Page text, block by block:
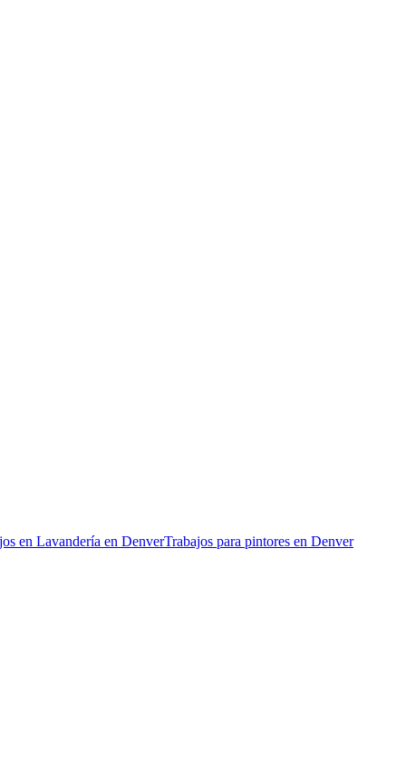
en Lavandería en DenverTrabajos para pintores en Denver